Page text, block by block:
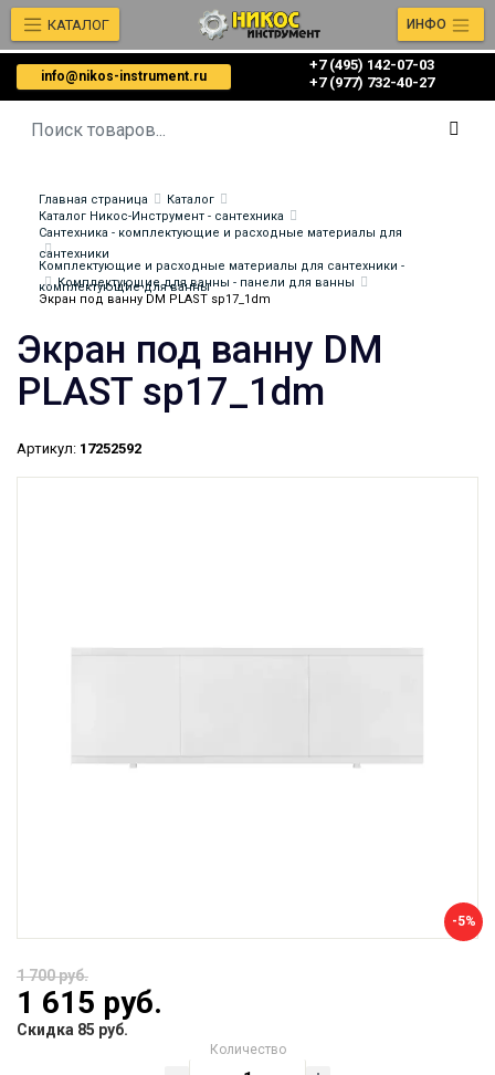
info@nikos-instrument.ru
+7 (495) 142-07-03
‎‎+7 (977) 732-40-27
КАТАЛОГ ИНФО
Главная страница
Каталог
Каталог Никос-Инструмент - сантехника
Сантехника - комплектующие и расходные материалы для
сантехники
Комплектующие и расходные материалы для сантехники -
комплектующие для ванны
Комплектующие для ванны - панели для ванны
Экран под ванну DM PLAST sp17_1dm
Экран под ванну DM
PLAST sp17_1dm
Артикул: 17252592
-5%
1 700 руб.
1 615 руб.
Скидка 85 руб.
Количество